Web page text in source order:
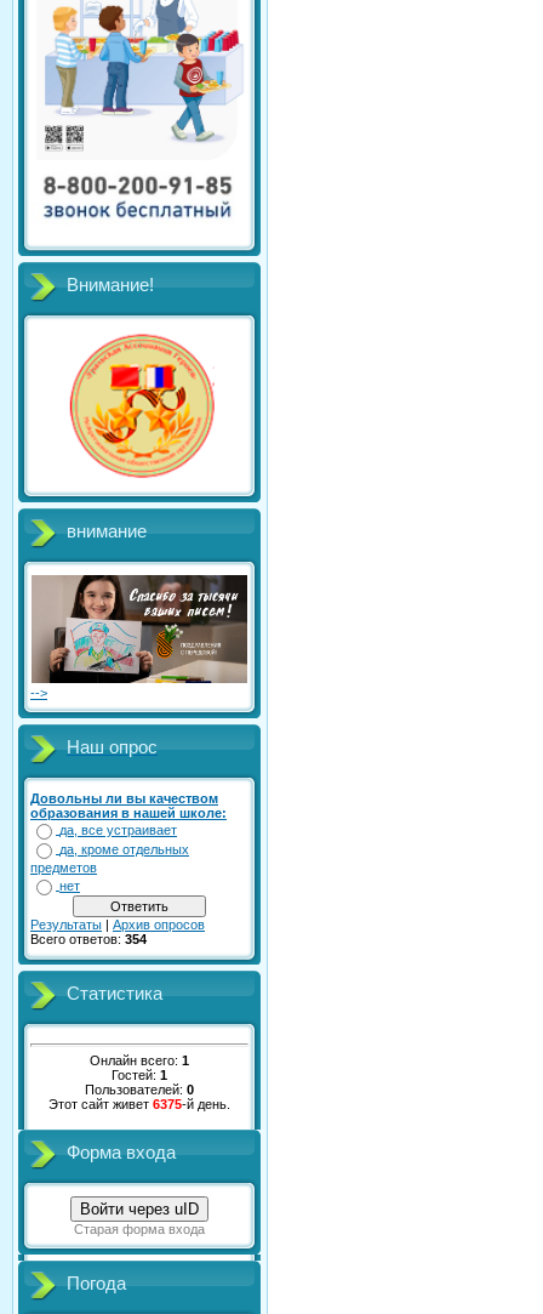
Внимание!
внимание
-->
Наш опрос
Довольны ли вы качеством
образования в нашей школе:
да, все устраивает
да, кроме отдельных
предметов
нет
Результаты | Архив опросов
Всего ответов: 354
Статистика
Онлайн всего: 1
Гостей: 1
Пользователей: 0
Этот сайт живет 6375-й день.
Форма входа
Войти через uID
Старая форма входа
Погода